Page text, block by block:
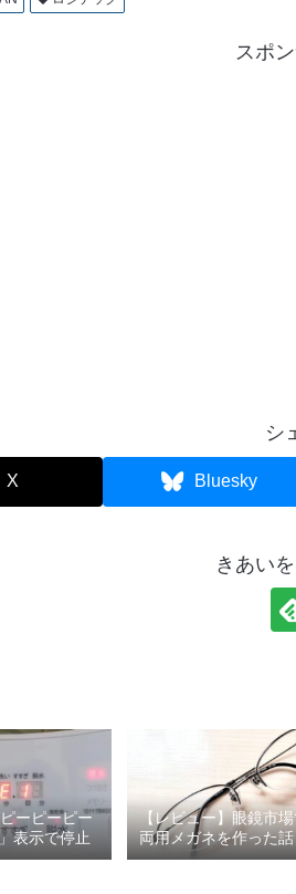
スポ
シ
X Bluesky
きあい
ーピーピー
表示で停止
【レビュー】眼鏡市
両用メガネを作った